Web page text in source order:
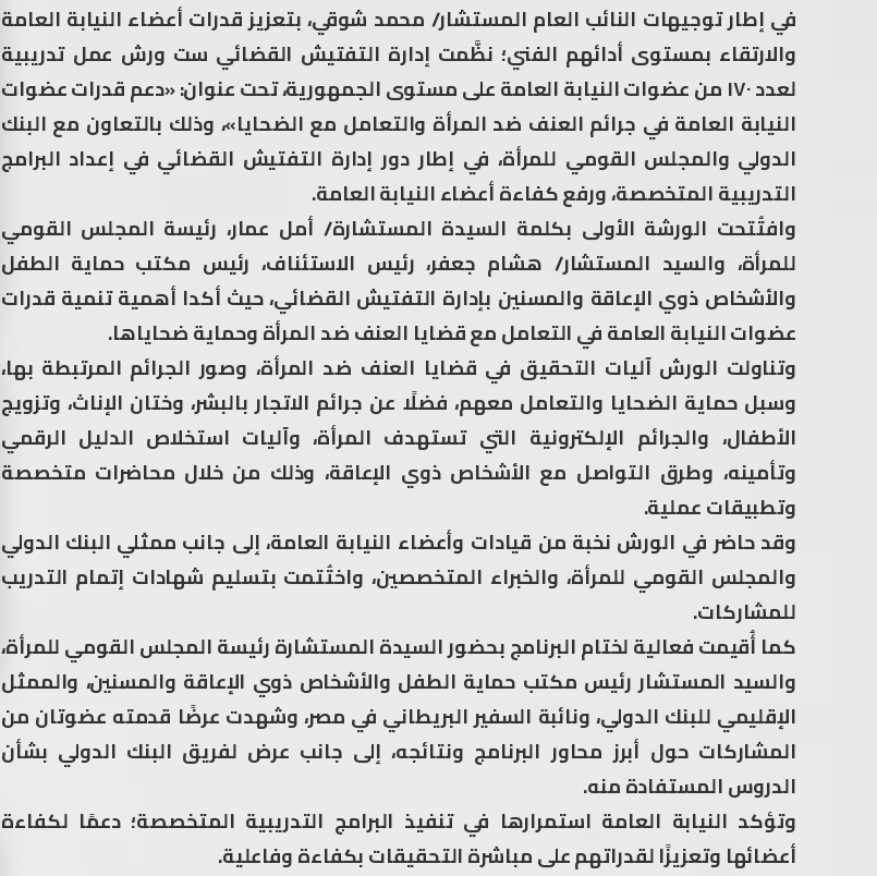
في إطار توجيهات النائب العام المستشار/ محمد شوقي، بتعزيز قدرات أعضاء النيابة العامة
والارتقاء بمستوى أدائهم الفني؛ نظَّمت إدارة التفتيش القضائي ست ورش عمل تدريبية
لعدد ١٧٠ من عضوات النيابة العامة على مستوى الجمهورية، تحت عنوان: «دعم قدرات عضوات
النيابة العامة في جرائم العنف ضد المرأة والتعامل مع الضحايا»، وذلك بالتعاون مع البنك
الدولي والمجلس القومي للمرأة، في إطار دور إدارة التفتيش القضائي في إعداد البرامج
التدريبية المتخصصة، ورفع كفاءة أعضاء النيابة العامة.
وافتُتحت الورشة الأولى بكلمة السيدة المستشارة/ أمل عمار، رئيسة المجلس القومي
للمرأة، والسيد المستشار/ هشام جعفر، رئيس الاستئناف، رئيس مكتب حماية الطفل
والأشخاص ذوي الإعاقة والمسنين بإدارة التفتيش القضائي، حيث أكدا أهمية تنمية قدرات
عضوات النيابة العامة في التعامل مع قضايا العنف ضد المرأة وحماية ضحاياها.
وتناولت الورش آليات التحقيق في قضايا العنف ضد المرأة، وصور الجرائم المرتبطة بها،
وسبل حماية الضحايا والتعامل معهم، فضلًا عن جرائم الاتجار بالبشر، وختان الإناث، وتزويج
الأطفال، والجرائم الإلكترونية التي تستهدف المرأة، وآليات استخلاص الدليل الرقمي
وتأمينه، وطرق التواصل مع الأشخاص ذوي الإعاقة، وذلك من خلال محاضرات متخصصة
وتطبيقات عملية.
وقد حاضر في الورش نخبة من قيادات وأعضاء النيابة العامة، إلى جانب ممثلي البنك الدولي
والمجلس القومي للمرأة، والخبراء المتخصصين، واختُتمت بتسليم شهادات إتمام التدريب
للمشاركات.
كما أُقيمت فعالية لختام البرنامج بحضور السيدة المستشارة رئيسة المجلس القومي للمرأة،
والسيد المستشار رئيس مكتب حماية الطفل والأشخاص ذوي الإعاقة والمسنين، والممثل
الإقليمي للبنك الدولي، ونائبة السفير البريطاني في مصر، وشهدت عرضًا قدمته عضوتان من
المشاركات حول أبرز محاور البرنامج ونتائجه، إلى جانب عرض لفريق البنك الدولي بشأن
الدروس المستفادة منه.
وتؤكد النيابة العامة استمرارها في تنفيذ البرامج التدريبية المتخصصة؛ دعمًا لكفاءة
أعضائها وتعزيزًا لقدراتهم على مباشرة التحقيقات بكفاءة وفاعلية.